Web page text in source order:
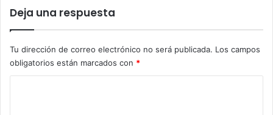
Deja una respuesta
Tu dirección de correo electrónico no será publicada. Los campos
obligatorios están marcados con *